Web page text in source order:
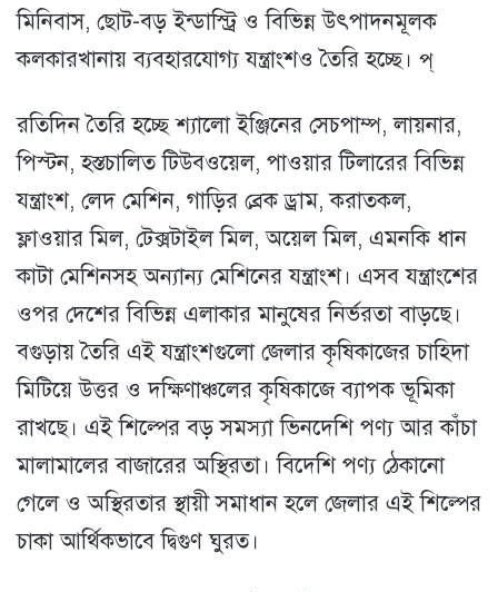
মিনিবাস, ছোট-বড় ইন্ডাস্ট্রি ও বিভিন্ন উৎপাদনমূলক
কলকারখানায় ব্যবহারযোগ্য যন্ত্রাংশও তৈরি হচ্ছে। প্
রতিদিন তৈরি হচ্ছে শ্যালো ইঞ্জিনের সেচপাম্প, লায়নার,
পিস্টন, হস্তচালিত টিউবওয়েল, পাওয়ার টিলারের বিভিন্ন
যন্ত্রাংশ, লেদ মেশিন, গাড়ির ব্রেক ড্রাম, করাতকল,
ফ্লাওয়ার মিল, টেক্সটাইল মিল, অয়েল মিল, এমনকি ধান
কাটা মেশিনসহ অন্যান্য মেশিনের যন্ত্রাংশ। এসব যন্ত্রাংশের
ওপর দেশের বিভিন্ন এলাকার মানুষের নির্ভরতা বাড়ছে।
বগুড়ায় তৈরি এই যন্ত্রাংশগুলো জেলার কৃষিকাজের চাহিদা
মিটিয়ে উত্তর ও দক্ষিণাঞ্চলের কৃষিকাজে ব্যাপক ভূমিকা
রাখছে। এই শিল্পের বড় সমস্যা ভিনদেশি পণ্য আর কাঁচা
মালামালের বাজারের অস্থিরতা। বিদেশি পণ্য ঠেকানো
গেলে ও অস্থিরতার স্থায়ী সমাধান হলে জেলার এই শিল্পের
চাকা আর্থিকভাবে দ্বিগুণ ঘুরত।